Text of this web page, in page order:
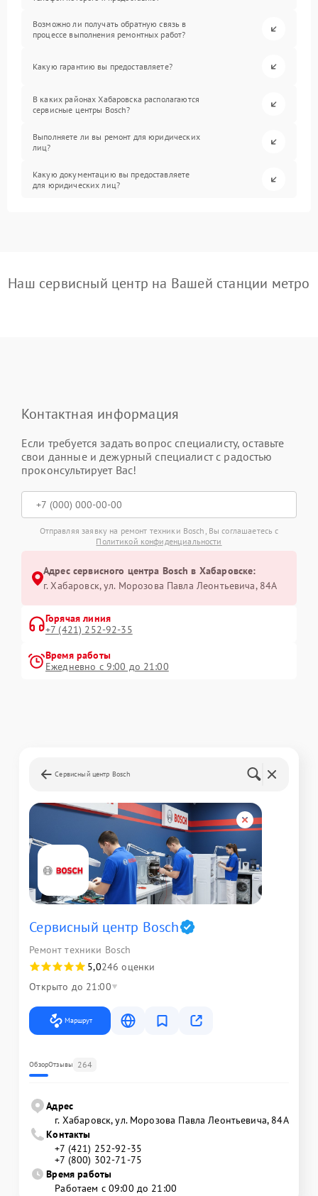
Возможно ли получать обратную связь в
процессе выполнения ремонтных работ?
Какую гарантию вы предоставляете?
В каких районах Хабаровска располагаются
сервисные центры Bosch?
Выполняете ли вы ремонт для юридических
лиц?
Какую документацию вы предоставляете
для юридических лиц?
Наш сервисный центр на Вашей станции метро
Контактная информация
Если требуется задать вопрос специалисту, оставьте
свои данные и дежурный специалист с радостью
проконсультирует Вас!
Отправляя заявку на ремонт техники Bosch, Вы соглашаетесь с
Политикой конфиденциальности
Адрес сервисного центра Bosch в Хабаровске:
г. Хабаровск, ул. Морозова Павла Леонтьевича, 84А
Горячая линия
+7 (421) 252-92-35
Время работы
Ежедневно с 9:00 до 21:00
Сервисный центр Bosch
Сервисный центр Bosch
Ремонт техники Bosch
5,0246 оценки
Открыто до 21:00
Маршрут
ОбзорОтзывы 264
Адрес
г. Хабаровск, ул. Морозова Павла Леонтьевича, 84А
Контакты
+7 (421) 252-92-35
+7 (800) 302-71-75
Время работы
Работаем с 09:00 до 21:00